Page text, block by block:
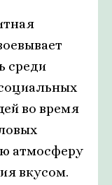
среди
во время
атмосферу
вкусом.